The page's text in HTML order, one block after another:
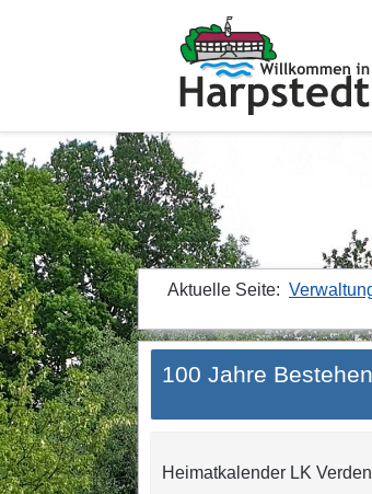
Aktuelle Seite:
100 Jahre
Heimatkalender LK